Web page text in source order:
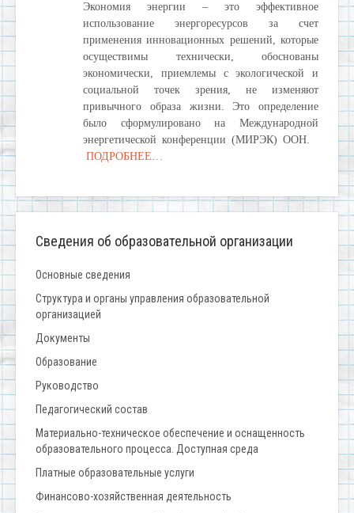
Экономия энергии – это эффективное
использование энергоресурсов за счет
применения инновационных решений, которые
осуществимы технически, обоснованы
экономически, приемлемы с экологической и
социальной точек зрения, не изменяют
привычного образа жизни. Это определение
было сформулировано на Международной
энергетической конференции (МИРЭК) ООН.
ПОДРОБНЕЕ…
Сведения об образовательной организации
Основные сведения
Структура и органы управления образовательной
организацией
Документы
Образование
Руководство
Педагогический состав
Материально-техническое обеспечение и оснащенность
образовательного процесса. Доступная среда
Платные образовательные услуги
Финансово-хозяйственная деятельность